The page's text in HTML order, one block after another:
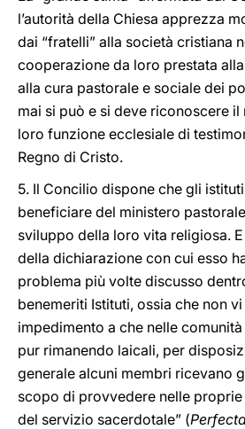
l’autorità della Chiesa apprezza
dai “fratelli” alla società cristiana
cooperazione da loro prestata
alla cura pastorale e sociale dei
mai si può e si deve riconoscere
loro funzione ecclesiale di
Regno di Cristo.
5. Il Concilio dispone che gli
beneficiare del ministero
sviluppo della loro vita religiosa.
della dichiarazione con cui esso
problema più volte discusso
benemeriti Istituti, ossia che non vi
impedimento a che nelle
pur rimanendo laicali, per
generale alcuni membri ricevano
scopo di provvedere nelle proprie
del servizio sacerdotale” (